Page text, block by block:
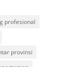
profesional
provinsi